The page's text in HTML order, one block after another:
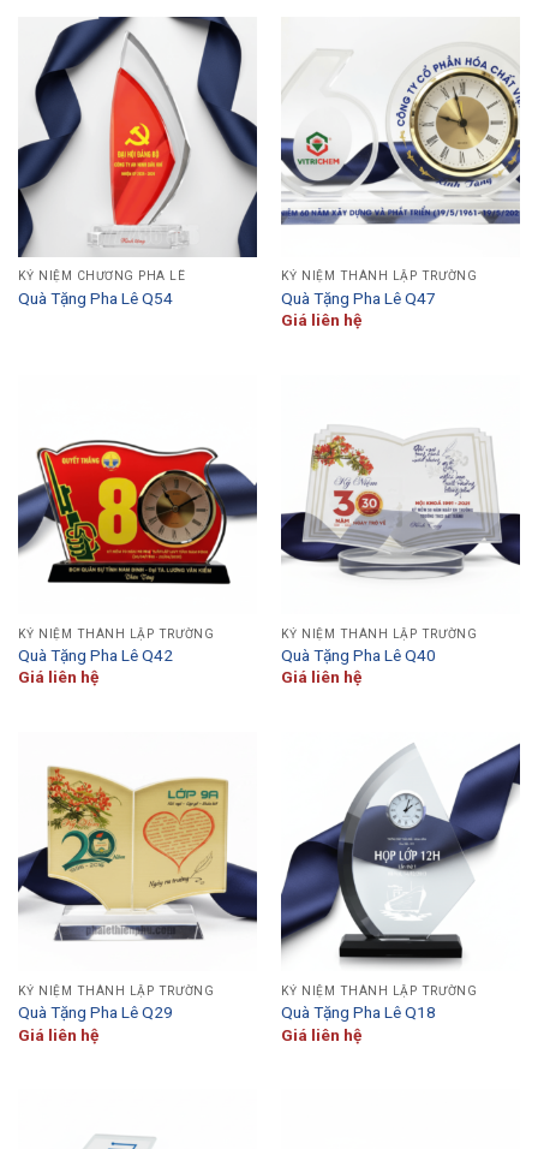
KỶ NIỆM CHƯƠNG PHA LÊ
Quà Tặng Pha Lê Q54
KỶ NIỆM THÀNH LẬP TRƯỜNG
Quà Tặng Pha Lê Q47
Giá liên hệ
KỶ NIỆM THÀNH LẬP TRƯỜNG
Quà Tặng Pha Lê Q42
Giá liên hệ
KỶ NIỆM THÀNH LẬP TRƯỜNG
Quà Tặng Pha Lê Q40
Giá liên hệ
KỶ NIỆM THÀNH LẬP TRƯỜNG
Quà Tặng Pha Lê Q29
Giá liên hệ
KỶ NIỆM THÀNH LẬP TRƯỜNG
Quà Tặng Pha Lê Q18
Giá liên hệ